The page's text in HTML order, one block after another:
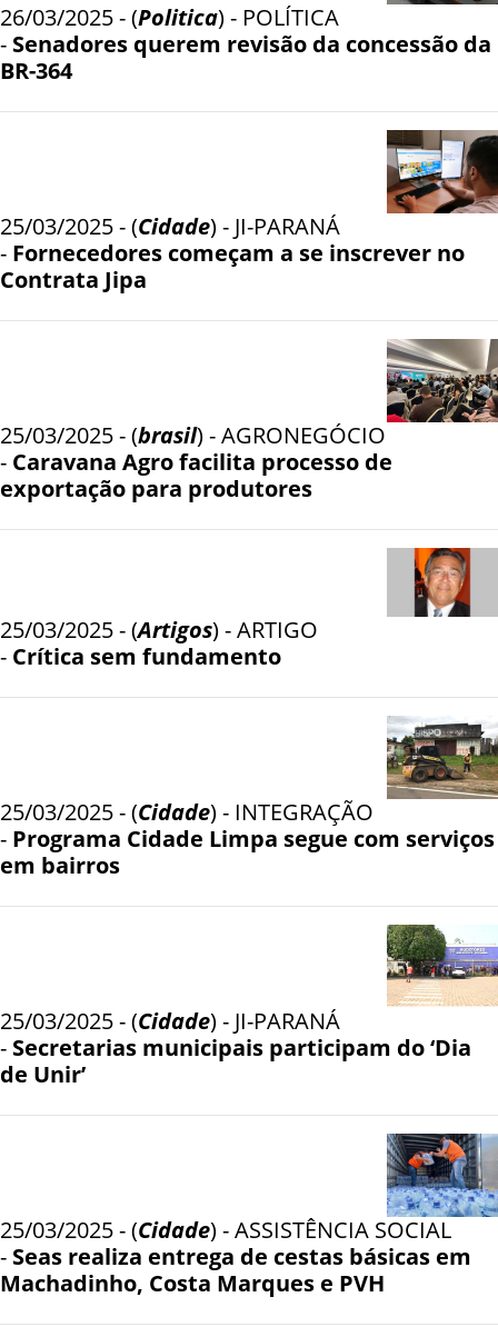
26/03/2025 - (Politica) - POLÍTICA
- Senadores querem revisão da concessão da
BR-364
25/03/2025 - (Cidade) - JI-PARANÁ
- Fornecedores começam a se inscrever no
Contrata Jipa
25/03/2025 - (brasil) - AGRONEGÓCIO
- Caravana Agro facilita processo de
exportação para produtores
25/03/2025 - (Artigos) - ARTIGO
- Crítica sem fundamento
25/03/2025 - (Cidade) - INTEGRAÇÃO
- Programa Cidade Limpa segue com serviços
em bairros
25/03/2025 - (Cidade) - JI-PARANÁ
- Secretarias municipais participam do ‘Dia
de Unir’
25/03/2025 - (Cidade) - ASSISTÊNCIA SOCIAL
- Seas realiza entrega de cestas básicas em
Machadinho, Costa Marques e PVH